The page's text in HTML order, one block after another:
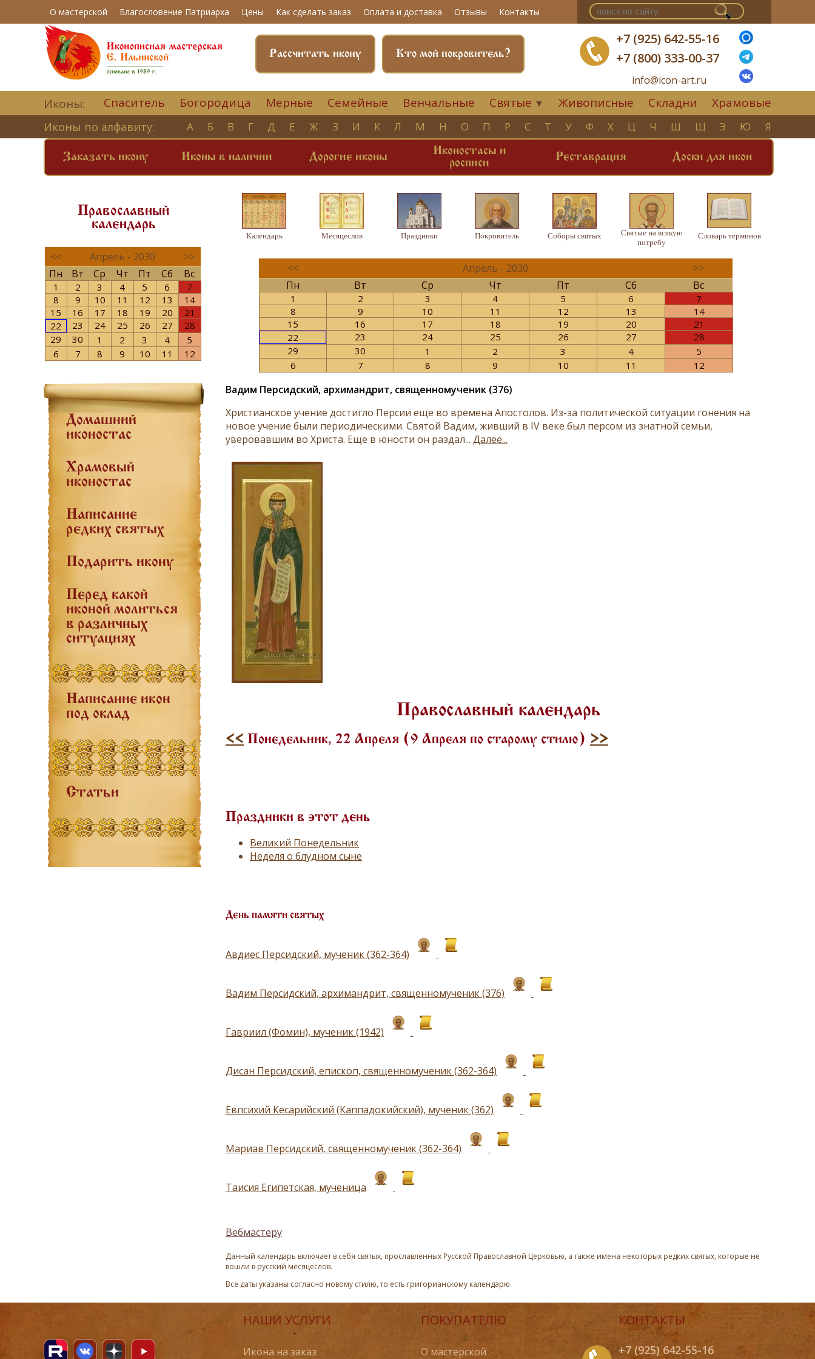
О мастерской Благословение Патриарха Цены Как сделать заказ Оплата и доставка Отзывы Контакты
+7 (925) 642-55-16
+7 (800) 333-00-37
info@icon-art.ru
Кто мой покровитель?
Рассчитать икону
Иконы: Спаситель Богородица Мерные Семейные Венчальные Святые ▼ Живописные Складни Храмовые
Иконы по алфавиту: А Б В Г Д Е Ж З И К Л М Н О П Р С Т У Ф Х Ц Ч Ш Щ Э Ю Я
Заказать икону Иконы в наличии Дорогие иконы
Иконостасы и
росписи
Реставрация Доски для икон
Православный
календарь
<< Апрель - 2030
>>
Пн
Вт Ср Чт Пт Сб Вс
1 2 3 4 5 6
7
8
9 10 11 12 13
14
15
16 17 18 19 20
21
22
23 24 25 26 27
28
29
30 1 2 3 4
5
6
7 8 9 10 11 12
Домашний
иконостас
Храмовый
иконостас
Написание
редких святых
Подарить икону
Перед какой
иконой молиться
в различных
ситуациях
Написание икон
под оклад
Статьи
Календарь Месяцеслов Праздники Покровитель Соборы святых
Святые на всякую
потребу
Словарь терминов
<< Апрель - 2030
>>
Пн
Вт Ср Чт Пт Сб Вс
1 2 3 4 5 6
7
8
9 10 11 12 13
14
15
16 17 18 19 20
21
22
23 24 25 26 27
28
29
30 1 2 3 4
5
6
7 8 9 10 11 12
Вадим Персидский, архимандрит, священномученик (376)
Христианское учение достигло Персии еще во времена Апостолов. Из-за политической ситуации гонения на
новое учение были периодическими. Святой Вадим, живший в IV веке был персом из знатной семьи,
уверовавшим во Христа. Еще в юности он раздал... Далее...
Православный календарь
<< Понедельник, 22 Апреля (9 Апреля по старому стилю) >>
Праздники в этот день
Великий Понедельник
Неделя о блудном сыне
День памяти святых
Авдиес Персидский, мученик (362-364)
Вадим Персидский, архимандрит, священномученик (376)
Гавриил (Фомин), мученик (1942)
Дисан Персидский, епископ, священномученик (362-364)
Евпсихий Кесарийский (Каппадокийский), мученик (362)
Мариав Персидский, священномученик (362-364)
Таисия Египетская, мученица
Вебмастеру
Данный календарь включает в себя святых, прославленных Русской Православной Церковью, а также имена некоторых редких святых, которые не
вошли в русский месяцеслов.
Все даты указаны согласно новому стилю, то есть григорианскому календарю.
НАШИ УСЛУГИ
Икона на заказ
ПОКУПАТЕЛЮ
О мастерской
КОНТАКТЫ
+7 (925) 642-55-16